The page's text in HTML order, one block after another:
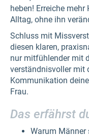
heben! Erreiche
Alltag, ohne ihn
Schluss mit
diesen klaren,
nur mitfühlender mit
verständnisvoller mit
Kommunikation
Frau.
Das erfährst
Warum Männer